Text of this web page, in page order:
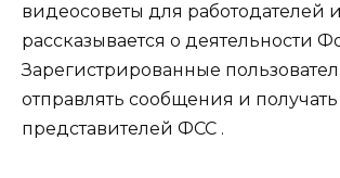
видеосоветы для работодателей
рассказывается о деятельности
Зарегистрированные
отправлять сообщения и получать
представителей ФСС .